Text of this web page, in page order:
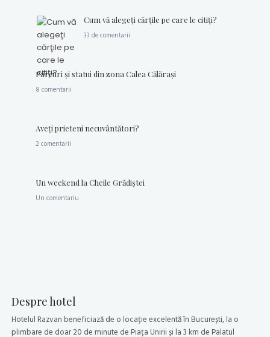
Cum vă alegeţi cărţile pe care le citiţi?
33 de comentarii
Parcuri şi statui din zona Calea Călăraşi
8 comentarii
Aveţi prieteni necuvântători?
2 comentarii
Un weekend la Cheile Grădiştei
Un comentariu
Despre hotel
Hotelul Razvan beneficiază de o locație excelentă în București, la o
plimbare de doar 20 de minute de Piața Unirii și la 3 km de Palatul